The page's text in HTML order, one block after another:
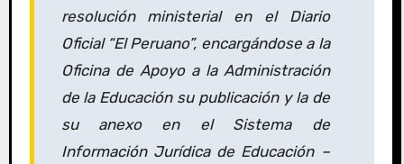
resolución ministerial en el Diario
Oficial “El Peruano”, encargándose a la
Oficina de Apoyo a la Administración
de la Educación su publicación y la de
su anexo en el Sistema de
Información Jurídica de Educación –